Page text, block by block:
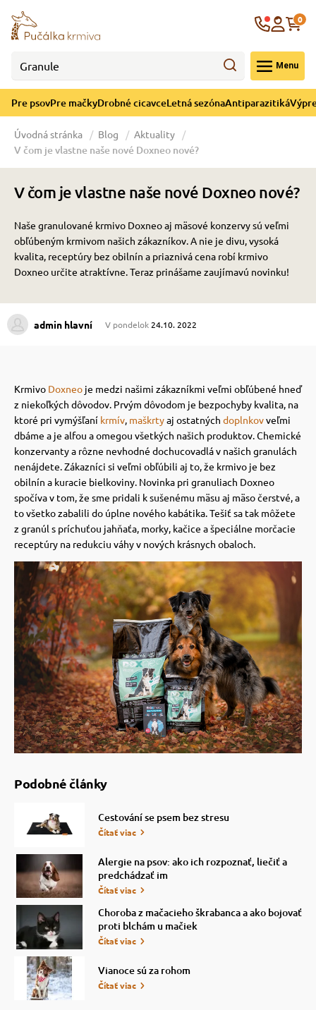
Menu
0
Pre psovPre mačkyDrobné cicavceLetná sezónaAntiparazitiká
psov
Pre psov
psov
pre psov
psov
psov
psov
psov
psov
pre psov
a ohlávky
psov
so psom
poukazy
mačky
Pre mačky
mačky
pre mačky
mačky
podstielka
mačky
a pelechy
mačky
mačky
mačky
mačky
podložky
poukazy
cicavce
Drobné cicavce
vitamíny
sezóna
Letná sezóna
ochladenie
Výpredaj
CZK
Úvodná stránka Blog Aktuality
V čom je vlastne naše nové Doxneo nové?
V čom je vlastne naše nové Doxneo nové?
Naše granulované krmivo Doxneo aj mäsové konzervy sú veľmi
obľúbeným krmivom našich zákazníkov.A nie je divu, vysoká
kvalita, receptúry bez obilnín a priaznivá cena robí krmivo
Doxneo určite atraktívne. Teraz prinášame zaujímavú novinku!
admin hlavní V pondelok 24.10. 2022
Krmivo Doxneo je medzi našimi zákazníkmi veľmi obľúbené hneď
z niekoľkých dôvodov. Prvým dôvodom je bezpochyby kvalita, na
ktoré pri vymýšľaní krmív, maškrtyaj ostatných doplnkovveľmi
dbáme a je alfou a omegou všetkých našich produktov.Chemické
konzervanty a rôzne nevhodné dochucovadlá v našich granulách
nenájdete. Zákazníci si veľmi obľúbili aj to, že krmivo je bez
obilnín a kuracie bielkoviny. Novinka pri granuliach Doxneo
spočíva v tom, že sme pridali k sušenému mäsu aj mäso čerstvé, a
to všetko zabalili do úplne nového kabátika.Tešiť sa tak môžete
z granúl s príchuťou jahňaťa, morky, kačice a špeciálne morčacie
receptúry na redukciu váhy v nových krásnych obaloch.
Podobné články
Cestování se psem bez stresu
Čítať viac
Alergie na psov: ako ich rozpoznať, liečiť a
predchádzať im
Čítať viac
Choroba z mačacieho škrabanca a ako bojovať
proti blchám u mačiek
Čítať viac
Vianoce sú za rohom
Čítať viac